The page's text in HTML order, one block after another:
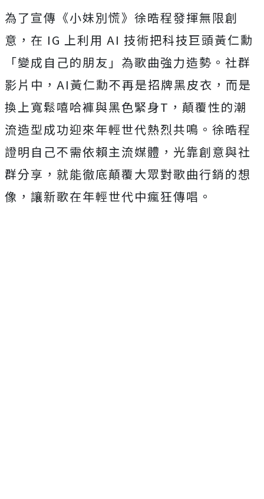
為了宣傳《小妹別慌》徐晧程發揮無限創
意，在 IG 上利用 AI 技術把科技巨頭黃仁勳
「變成自己的朋友」為歌曲強力造勢。 社群
影片中，AI黃仁勳不再是招牌黑皮衣， 而是
換上寬鬆嘻哈褲與黑色緊身T， 顛覆性的潮
流造型成功迎來年輕世代熱烈共鳴。 徐晧程
證明自己不需依賴主流媒體，光靠創意與社
群分享， 就能徹底顛覆大眾對歌曲行銷的想
像， 讓新歌在年輕世代中瘋狂傳唱。